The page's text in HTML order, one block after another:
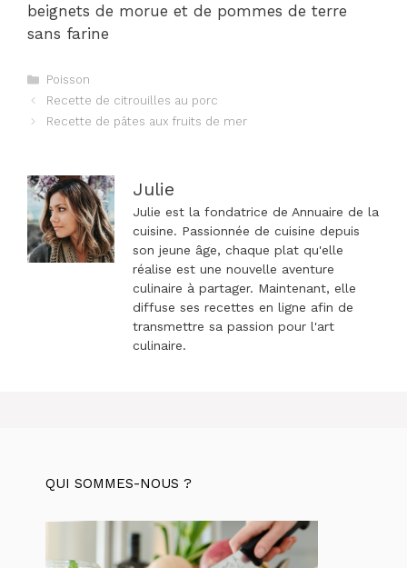
beignets de morue et de pommes de terre
sans farine
Catégories
Poisson
Navigation
Recette de citrouilles au porc
Recette de pâtes aux fruits de mer
Julie
Julie est la fondatrice de Annuaire de la
cuisine. Passionnée de cuisine depuis
son jeune âge, chaque plat qu'elle
réalise est une nouvelle aventure
culinaire à partager. Maintenant, elle
diffuse ses recettes en ligne afin de
transmettre sa passion pour l'art
culinaire.
QUI SOMMES-NOUS ?